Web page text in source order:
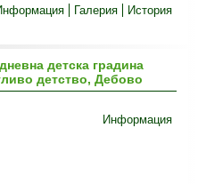
Галерия История
детска градина
детство, Дебово
Информация